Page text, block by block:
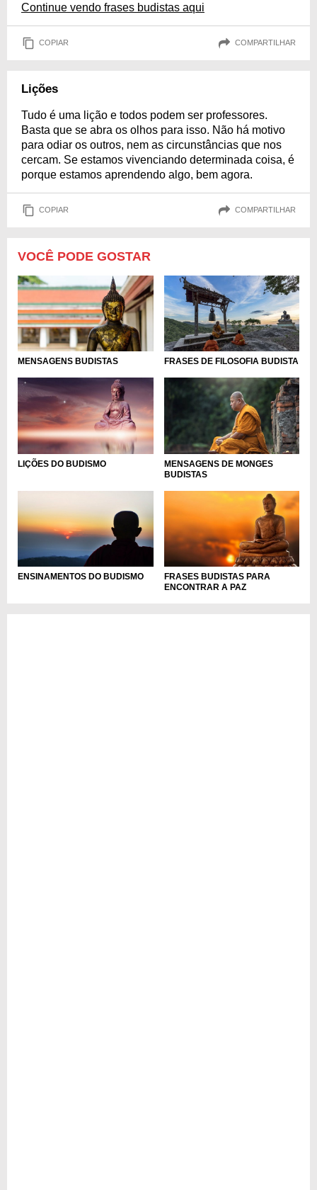
Continue vendo frases budistas aqui
COPIAR COMPARTILHAR
Lições
Tudo é uma lição e todos podem ser professores.
Basta que se abra os olhos para isso. Não há motivo
para odiar os outros, nem as circunstâncias que nos
cercam. Se estamos vivenciando determinada coisa, é
porque estamos aprendendo algo, bem agora.
COPIAR COMPARTILHAR
VOCÊ PODE GOSTAR
MENSAGENS BUDISTAS FRASES DE FILOSOFIA BUDISTA
LIÇÕES DO BUDISMO
MENSAGENS DE MONGES
BUDISTAS
ENSINAMENTOS DO BUDISMO
FRASES BUDISTAS PARA
ENCONTRAR A PAZ